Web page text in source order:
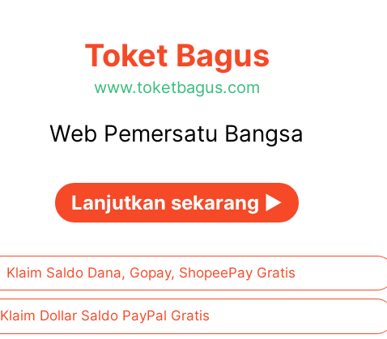
Toket Bagus
www.toketbagus.com
Web Pemersatu Bangsa
Lanjutkan sekarang ►
Klaim Saldo Dana, Gopay, ShopeePay Gratis
Klaim Dollar Saldo PayPal Gratis